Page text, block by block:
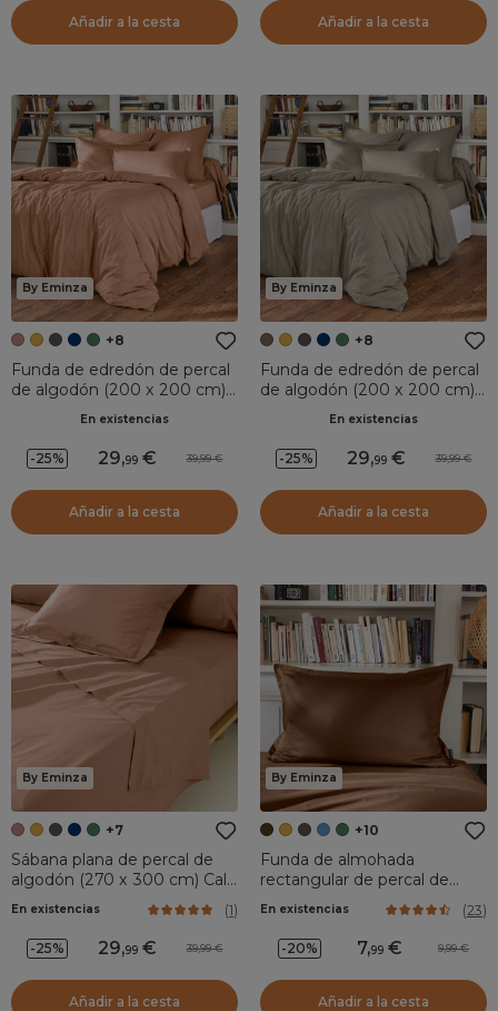
Añadir a la cesta Añadir a la cesta
By Eminza
+8
Funda de edredón de percal
de algodón (200 x 200 cm)
En existencias
-25% 29,99 39,99
Añadir a la cesta
By Eminza
+8
Funda de edredón de percal
de algodón (200 x 200 cm)
En existencias
-25% 29,99 39,99
Añadir a la cesta
By Eminza
+7
Sábana plana de percal de
algodón (270 x 300 cm) Cali
En existencias (1)
-25% 29,99 39,99
Añadir a la cesta
By Eminza
+10
Funda de almohada
rectangular de percal de
Chocolate
En existencias (23)
-20% 7,99 9,99
Añadir a la cesta